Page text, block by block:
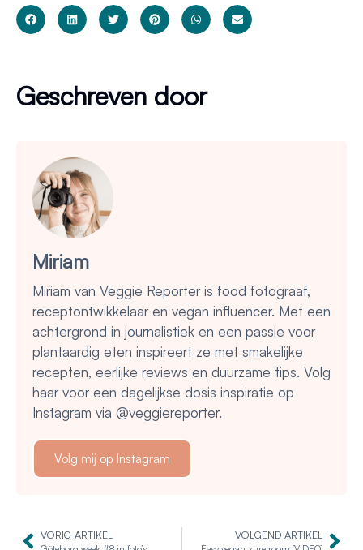
Geschreven door
Miriam
Miriam van Veggie Reporter is food fotograaf,
receptontwikkelaar en vegan influencer. Met een
achtergrond in journalistiek en een passie voor
plantaardig eten inspireert ze met smakelijke
recepten, eerlijke reviews en duurzame tips. Volg
haar voor een dagelijkse dosis inspiratie op
Instagram via @veggiereporter.
Volg mij op Instagram
VORIG ARTIKEL VOLGEND ARTIKEL